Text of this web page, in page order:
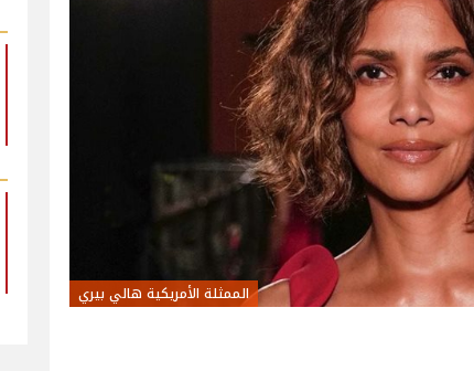
الممثلة الأمريكية هالي بيري